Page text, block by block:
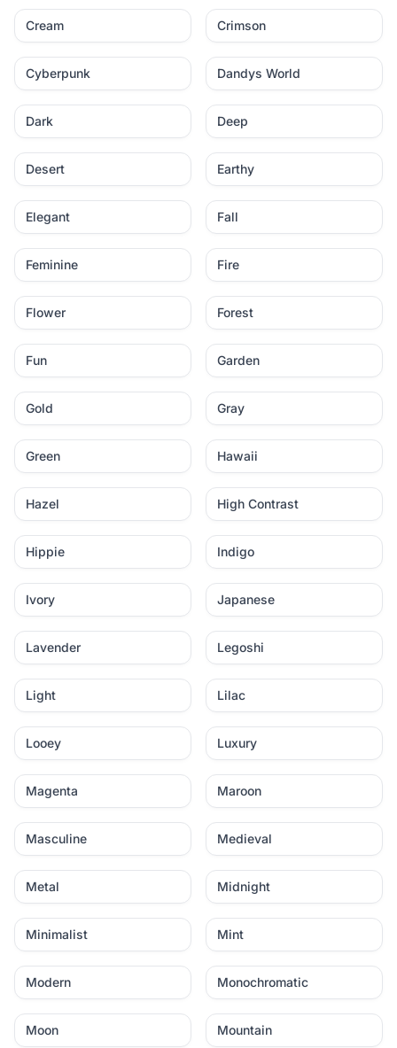
Cream Crimson
Cyberpunk Dandys World
Dark Deep
Desert Earthy
Elegant Fall
Feminine Fire
Flower Forest
Fun Garden
Gold Gray
Green Hawaii
Hazel High Contrast
Hippie Indigo
Ivory Japanese
Lavender Legoshi
Light Lilac
Looey Luxury
Magenta Maroon
Masculine Medieval
Metal Midnight
Minimalist Mint
Modern Monochromatic
Moon Mountain